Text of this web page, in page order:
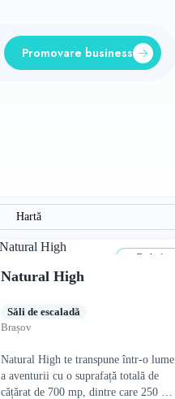
Promovare business
Hartă
De la 4 ani
Natural High
Săli de escaladă
Brașov
Natural High te transpune într-o lume
a aventurii cu o suprafață totală de
cățărat de 700 mp, dintre care 250 mp